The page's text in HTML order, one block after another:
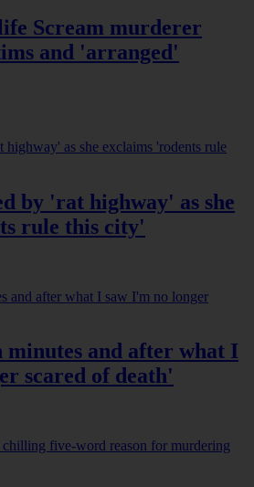
Scream murderer
and 'arranged'
by 'rat highway' as she
rule this city'
minutes and after what I
scared of death'